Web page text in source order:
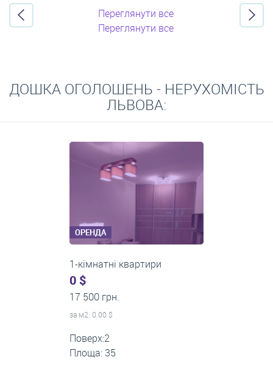
Переглянути все
Переглянути все
ДОШКА ОГОЛОШЕНЬ - НЕРУХОМІСТЬ
ЛЬВОВА:
ОРЕНДА
3-кімнатні квартири
500 $
0 грн.
за м2: 8.33 $
Поверх:3
Площа: 60